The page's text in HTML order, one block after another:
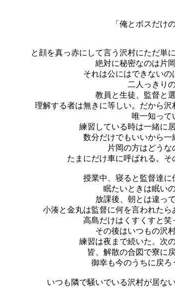
「俺とボスだけ
と顔を真っ赤にして言う沢村にただ単
絶対に秘密なのは片
それは公にはできないの
二人っきり
教員と生徒、監督と
理解する者は無きに等しい。だから沢
唯一知って
練習している時は一緒に
数分だけでもいいから
片岡の方はどう
たまにだけ車に呼ばれる。そ
授業中、寝ると監督達に
眠たいときは眠い
放課後、朝とは違っ
小湊と金丸は監督に何を言われた
高島だけはくすくすと笑
その後はいつもの沢
練習は夜まで続いた。次
皆、解散の合図で寮に
御幸も今のうちに戻ろ
いつも隣で騒いでいる沢村が居な